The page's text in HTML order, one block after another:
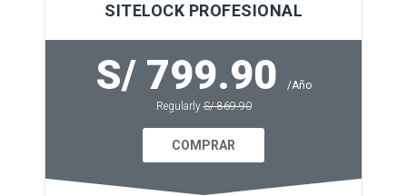
SITELOCK PROFESIONAL
S/ 799.90
/Año
RegularlyS/ 869.90
COMPRAR